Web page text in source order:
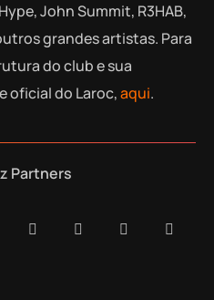
John Summit, R3HAB,
grandes artistas. Para
do club e sua
oficial do Laroc,aqui.
Partners